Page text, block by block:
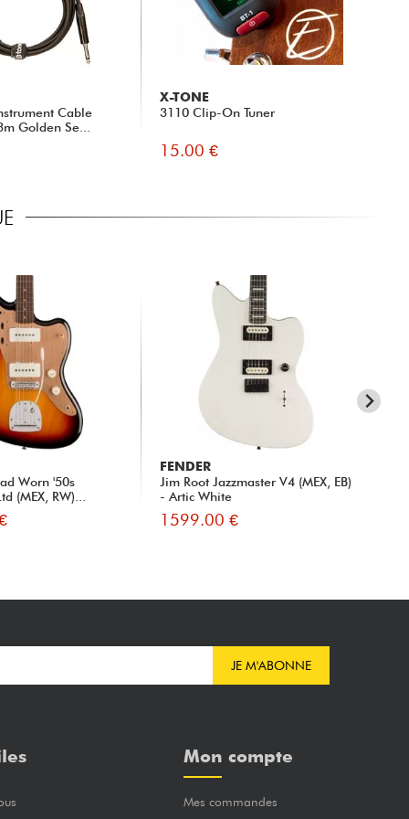
Cable
Golden Se...
X-TONE
3110 Clip-On Tuner
15.00 €
Worn '50s
(MEX, RW)...
FENDER
Jim Root Jazzmaster V4 (MEX, EB)
- Artic White
1599.00 €
JE M'ABONNE
Mon compte
Mes commandes